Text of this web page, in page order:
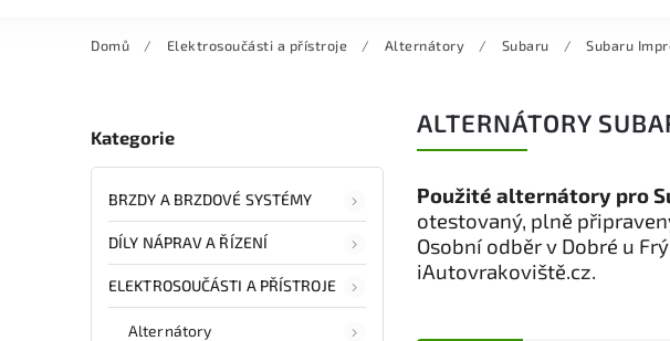
Domů / Elektrosoučásti a přístroje / Alternátory / Subaru / Subaru
Kategorie
BRZDY A BRZDOVÉ SYSTÉMY
DÍLY NÁPRAV A ŘÍZENÍ
ELEKTROSOUČÁSTI A PŘÍSTROJE
Alternátory
ALTERNÁTORY
Použité alternátory pro
otestovaný, plně
Osobní odběr v Dobré u
iAutovrakoviště.cz.